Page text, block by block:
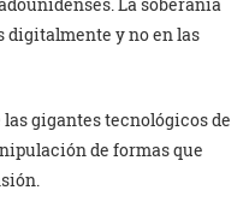
digitalmente y no en las
gigantes tecnológicos de
de formas que